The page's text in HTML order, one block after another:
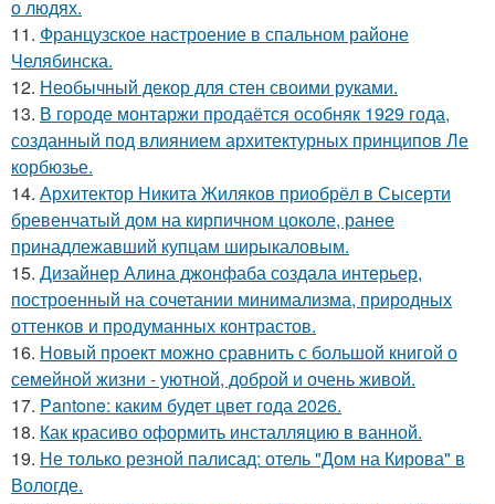
о людях.
11. Французское настроение в спальном районе
Челябинска.
12. Необычный декор для стен своими руками.
13. В городе монтаржи продаётся особняк 1929 года,
созданный под влиянием архитектурных принципов Ле
корбюзье.
14. Архитектор Никита Жиляков приобрёл в Сысерти
бревенчатый дом на кирпичном цоколе, ранее
принадлежавший купцам ширыкаловым.
15. Дизайнер Алина джонфаба создала интерьер,
построенный на сочетании минимализма, природных
оттенков и продуманных контрастов.
16. Новый проект можно сравнить с большой книгой о
семейной жизни - уютной, доброй и очень живой.
17. Pantone: каким будет цвет года 2026.
18. Как красиво оформить инсталляцию в ванной.
19. Не только резной палисад: отель "Дом на Кирова" в
Вологде.